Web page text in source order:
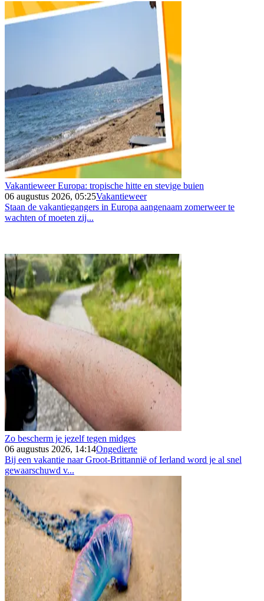
Vakantieweer Europa: tropische hitte en stevige buien
06 augustus 2026, 05:25Vakantieweer
Staan de vakantiegangers in Europa aangenaam zomerweer te
wachten of moeten zij...
Zo bescherm je jezelf tegen midges
06 augustus 2026, 14:14Ongedierte
Bij een vakantie naar Groot-Brittannië of Ierland word je al snel
gewaarschuwd v...